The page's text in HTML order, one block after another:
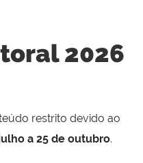
2026
restrito devido ao
a 25 de outubro.